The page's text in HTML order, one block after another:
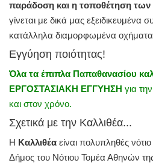
παράδοση και η τοποθέτηση
γίνεται με δικά μας εξειδικευμένα
κατάλληλα διαμορφωμένα
Εγγύηση ποιότητας!
Όλα τα έπιπλα Παπαθανασίου
ΕΡΓΟΣΤΑΣΙΑΚΗ ΕΓΓΥΗΣΗ για
και στον χρόνο.
Σχετικά με την Καλλιθέα...
Η Καλλιθέα είναι πολυπληθές
Δήμος του Νότιου Τομέα Αθηνών